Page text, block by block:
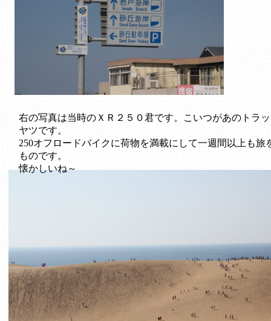
右の写真は当時のＸＲ２５０君です。こいつがあのトラ
ヤツです。
250オフロードバイクに荷物を満載にして一週間以上も旅
ものです。
懐かしいね～